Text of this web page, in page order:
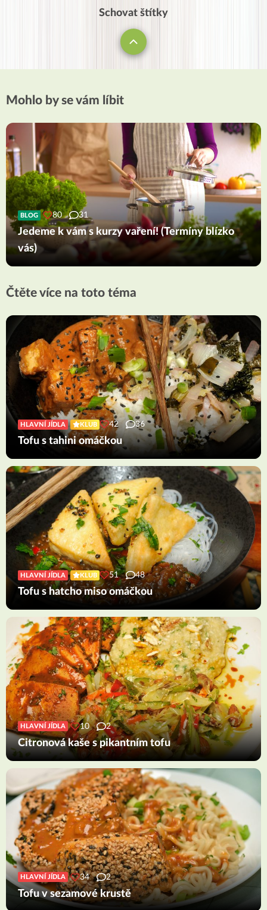
Schovat štítky
Mohlo by se vám líbit
BLOG 80 31
Jedeme k vám s kurzy vaření! (Termíny blízko
vás)
Čtěte více na toto téma
HLAVNÍ JÍDLA KLUB 42 36
Tofu s tahini omáčkou
HLAVNÍ JÍDLA KLUB 51 48
Tofu s hatcho miso omáčkou
HLAVNÍ JÍDLA 10 2
Citronová kaše s pikantním tofu
HLAVNÍ JÍDLA 34 2
Tofu v sezamové krustě